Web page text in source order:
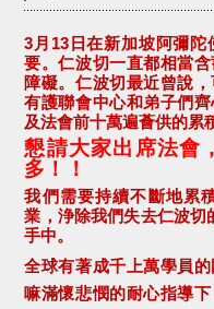
3 月 13日在新加坡阿彌陀
要。仁波切一直都相當
障礙。仁波切最近曾說
有護聯會中心和弟子們
及法會前十萬遍薈供的累
懇請大家出席法會
多！！
我們需要持續不斷地累
業，浄除我們失去仁波切
手中。
全球有著成千上萬學員
嘛滿懷悲憫的耐心指導